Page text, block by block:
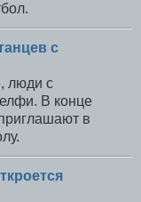
с
люди с
В конце
в